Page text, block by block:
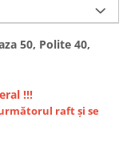
50, Polite 40,
!!!
raft și se